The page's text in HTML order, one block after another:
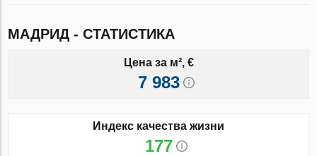
МАДРИД - СТАТИСТИКА
Цена за м², €
7 983
Индекс качества жизни
177